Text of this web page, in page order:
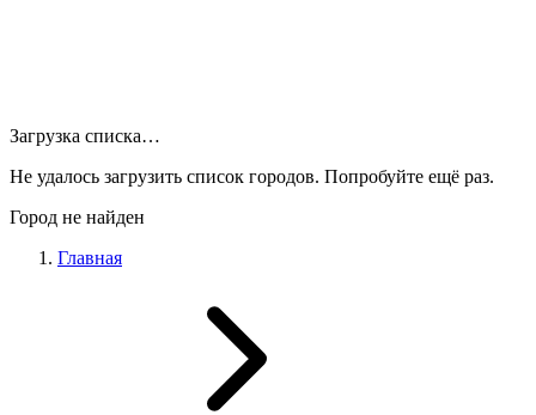
Загрузка списка…
Не удалось загрузить список городов. Попробуйте ещё раз.
Город не найден
Главная